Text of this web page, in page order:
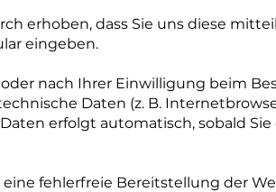
erhoben, dass Sie uns diese
eingeben.
nach Ihrer Einwilligung beim
Daten (z. B.
erfolgt automatisch, sobald
fehlerfreie Bereitstellung der